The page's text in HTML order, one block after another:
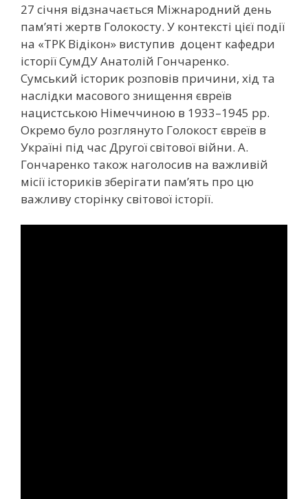
27 січня відзначається Міжнародний день
пам’яті жертв Голокосту. У контексті цієї події
на «ТРК Відікон» виступив доцент кафедри
історії СумДУ Анатолій Гончаренко.
Сумський історик розповів причини, хід та
наслідки масового знищення євреїв
нацистською Німеччиною в 1933–1945 рр.
Окремо було розглянуто Голокост євреїв в
Україні під час Другої світової війни. А.
Гончаренко також наголосив на важливій
місії істориків зберігати пам’ять про цю
важливу сторінку світової історії.